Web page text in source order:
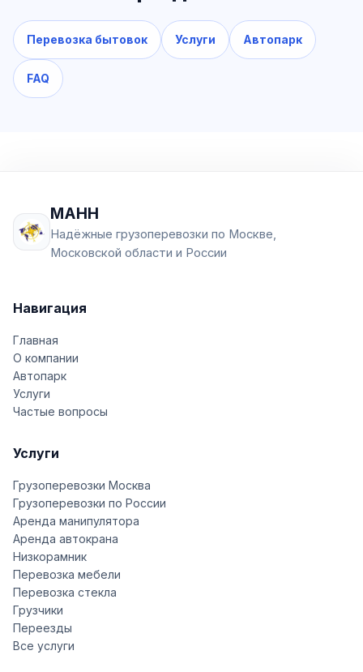
Перевозка бытовок Услуги Автопарк
FAQ
МАНН
Надёжные грузоперевозки по Москве,
Московской области и России
Навигация
Главная
О компании
Автопарк
Услуги
Частые вопросы
Услуги
Грузоперевозки Москва
Грузоперевозки по России
Аренда манипулятора
Аренда автокрана
Низкорамник
Перевозка мебели
Перевозка стекла
Грузчики
Переезды
Все услуги